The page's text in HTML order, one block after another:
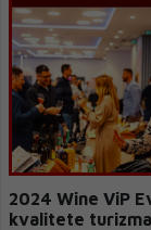
2024 Wine ViP
kvalitete turizma